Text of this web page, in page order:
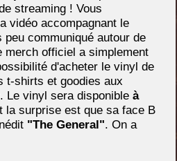
streaming ! Vous
vidéo accompagnant le
communiqué autour de
officiel a simplement
d'acheter le vinyl de
t-shirts et goodies aux
Le vinyl sera disponible à
la surprise est que sa face B
"The General". On a